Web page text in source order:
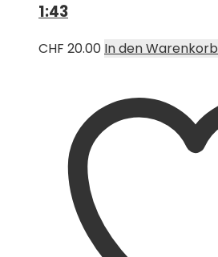
1:43
CHF 20.00 In den Warenkorb